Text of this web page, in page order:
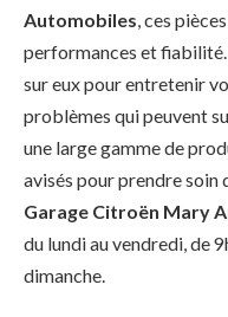
Automobiles , ces
performances et
sur eux pour entretenir
problèmes qui peuvent
une large gamme de
avisés pour prendre soin
Garage Citroën Mary
du lundi au vendredi, de
dimanche.